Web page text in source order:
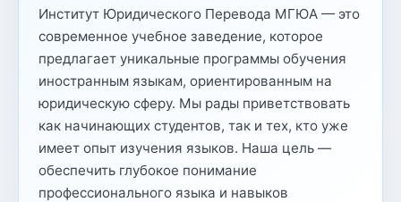
Институт Юридического Перевода МГЮА — это
современное учебное заведение, которое
предлагает уникальные программы обучения
иностранным языкам, ориентированным на
юридическую сферу. Мы рады приветствовать
как начинающих студентов, так и тех, кто уже
имеет опыт изучения языков. Наша цель —
обеспечить глубокое понимание
профессионального языка и навыков